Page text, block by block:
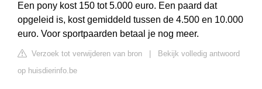
Een pony kost 150 tot 5.000 euro. Een paard dat
opgeleid is, kost gemiddeld tussen de 4.500 en 10.000
euro. Voor sportpaarden betaal je nog meer.
Verzoek tot verwijderen van bron
Bekijk volledig antwoord
op huisdierinfo.be